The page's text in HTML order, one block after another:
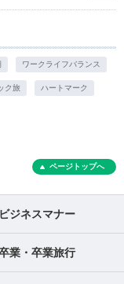
ワークライフバランス
ク旅 ハートマーク
ページトップへ
ビジネスマナー
業・卒業旅行